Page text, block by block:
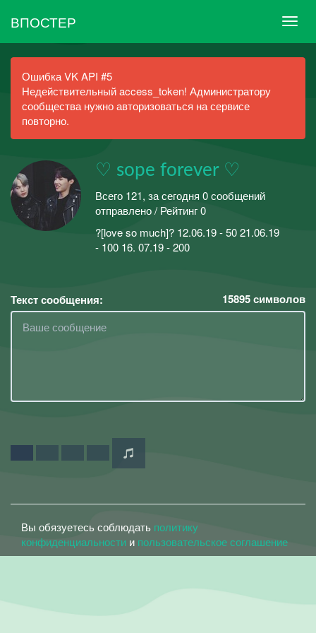
ВПОСТЕР
Ошибка VK API #5
Недействительный access_token! Администратору
сообщества нужно авторизоваться на сервисе
повторно.
♡ sope forever ♡
Всего 121, за сегодня 0 сообщений
отправлено / Рейтинг 0
?[love so much]? 12.06.19 - 50 21.06.19
- 100 16. 07.19 - 200
Текст сообщения: 15895символов
Вы обязуетесь соблюдать политику
конфиденциальности и пользовательское соглашение